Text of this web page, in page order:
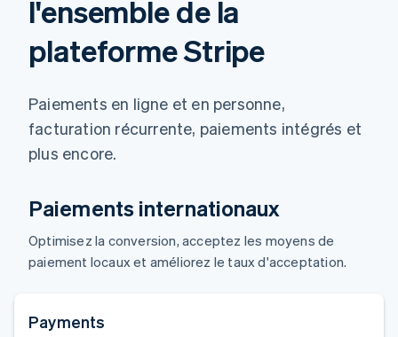
l'ensemble de la
plateforme Stripe
Paiements en ligne et en personne,
facturation récurrente, paiements intégrés et
plus encore.
Paiements internationaux
Optimisez la conversion, acceptez les moyens de
paiement locaux et améliorez le taux d'acceptation.
Payments